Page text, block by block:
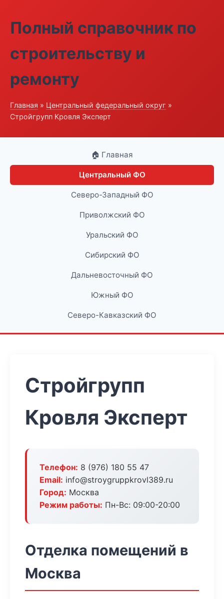
Полный справочник по
строительству и
ремонту
Главная » Центральный федеральный округ »
Стройгрупп Кровля Эксперт
🏠 Главная
Центральный ФО
Северо-Западный ФО
Приволжский ФО
Уральский ФО
Сибирский ФО
Дальневосточный ФО
Южный ФО
Северо-Кавказский ФО
Стройгрупп
Кровля Эксперт
Телефон: 8 (976) 180 55 47
Email: info@stroygruppkrovl389.ru
Город: Москва
Режим работы: Пн-Вс: 09:00-20:00
Отделка помещений в
Москва